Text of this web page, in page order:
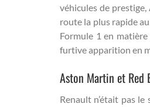
véhicules de
route la plus rapide
Formule 1 en
furtive apparition en
Aston Martin et Red
Renault n’était pas